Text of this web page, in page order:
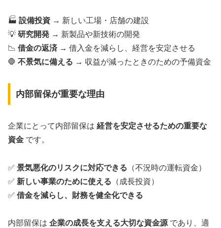
🏭 設備投資 → 新しい工場・店舗の建設
💡 研究開発 → 新製品や新技術の開発
📉 借金の返済 → 借入金を減らし、経営を安定させる
🛑 不景気に備える → 収益が減ったときのための予備資金
内部留保が重要な理由
企業にとって内部留保は 経営を安定させるための重要な
資金 です。
✅ 景気悪化のリスクに対応できる （不況時の運転資金）
✅ 新しい事業のために使える （成長投資）
✅ 借金を減らし、財務を健全化できる
内部留保は 企業の成長を支える大切な資金源であり、適